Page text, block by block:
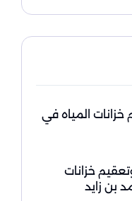
المياه في
خزانات
بن زايد